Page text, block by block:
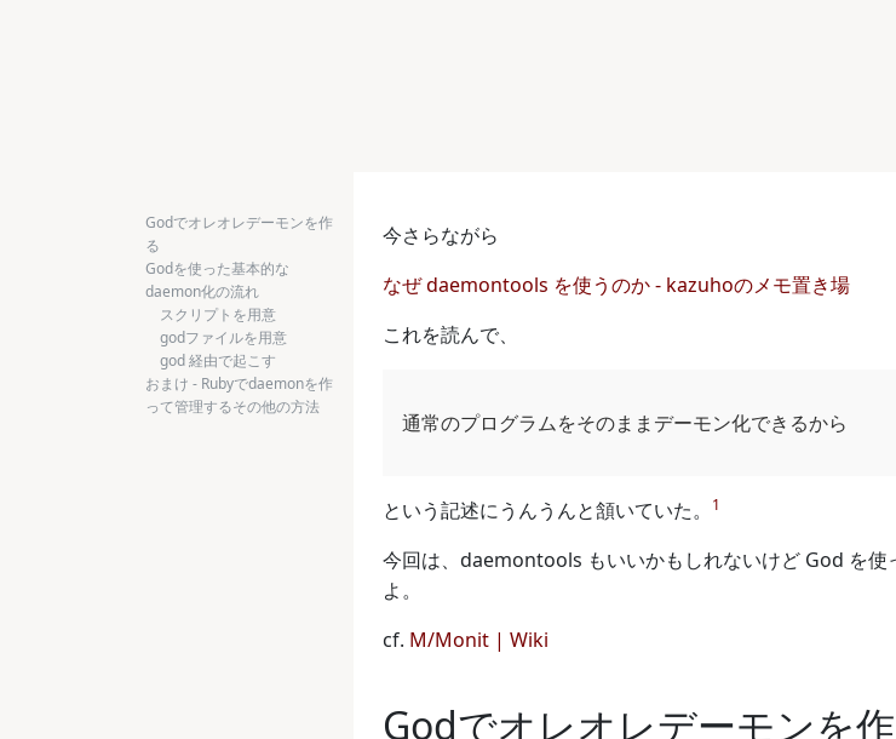
Godでオレオレデーモンを作
る
Godを使った基本的な
daemon化の流れ
スクリプトを用意
godファイルを用意
god 経由で起こす
おまけ - Rubyでdaemonを作
って管理するその他の方法
今さらながら
なぜ daemontools を使うのか - kazuhoのメモ置き場
これを読んで、
通常のプログラムをそのままデーモン化できるから
という記述にうんうんと頷いていた。 1
今回は、daemontools もいいかもしれないけど God を
よ。
cf. M/Monit | Wiki
Godでオレオレデーモンを